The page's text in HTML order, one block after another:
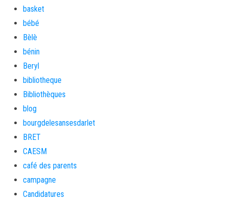
basket
bébé
Bèlè
bénin
Beryl
bibliotheque
Bibliothèques
blog
bourgdelesansesdarlet
BRET
CAESM
café des parents
campagne
Candidatures